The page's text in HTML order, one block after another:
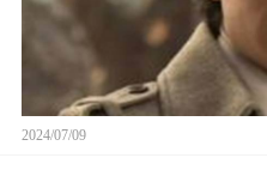
2024/07/09